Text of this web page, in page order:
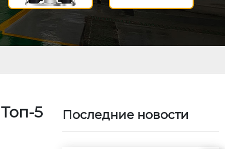
5
Последние новости